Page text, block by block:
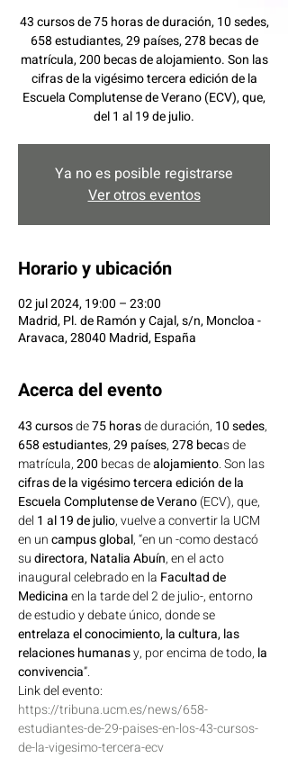
43 cursos de 75 horas de duración, 10 sedes,
658 estudiantes, 29 países, 278 becas de
matrícula, 200 becas de alojamiento. Son las
cifras de la vigésimo tercera edición de la
Escuela Complutense de Verano (ECV), que,
del 1 al 19 de julio.
Ya no es posible registrarse
Ver otros eventos
Horario y ubicación
02 jul 2024, 19:00 – 23:00
Madrid, Pl. de Ramón y Cajal, s/n, Moncloa -
Aravaca, 28040 Madrid, España
Acerca del evento
43 cursos de 75 horas de duración, 10 sedes,
658 estudiantes, 29 países, 278 becas de
matrícula, 200 becas de alojamiento. Son las
cifras de la vigésimo tercera edición de la
Escuela Complutense de Verano (ECV), que,
del 1 al 19 de julio, vuelve a convertir la UCM
en un campus global, “en un -como destacó
su directora, Natalia Abuín, en el acto
inaugural celebrado en la Facultad de
Medicina en la tarde del 2 de julio-, entorno
de estudio y debate único, donde se
entrelaza el conocimiento, la cultura, las
relaciones humanas y, por encima de todo, la
convivencia”.
Link del evento:
https://tribuna.ucm.es/news/658-
estudiantes-de-29-paises-en-los-43-cursos-
de-la-vigesimo-tercera-ecv